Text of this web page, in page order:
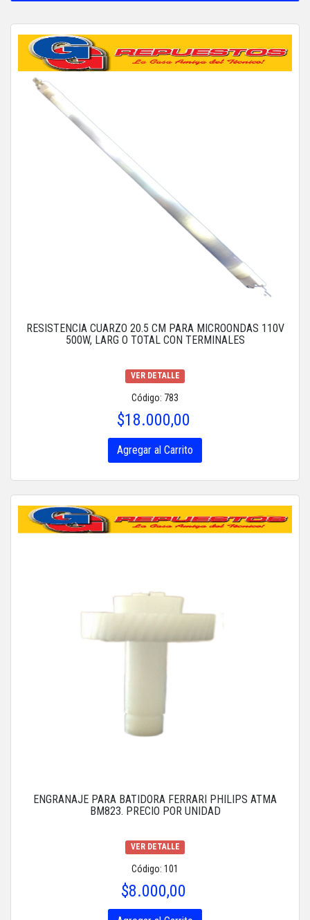
RESISTENCIA CUARZO 20.5 CM PARA MICROONDAS 110V
500W, LARG O TOTAL CON TERMINALES
VER DETALLE
Código: 783
$18.000,00
Agregar al Carrito
ENGRANAJE PARA BATIDORA FERRARI PHILIPS ATMA
BM823. PRECIO POR UNIDAD
VER DETALLE
Código: 101
$8.000,00